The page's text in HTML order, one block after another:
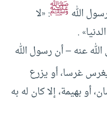
اللهﷺ: «لا
.
عنه – أن رسول الله
غرسا، أو يزرع
أو بهيمة، إلا كان له به